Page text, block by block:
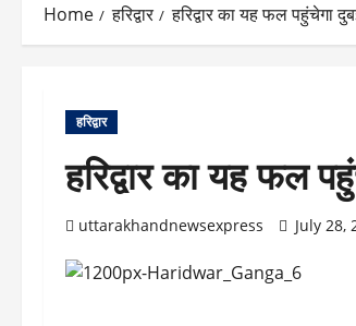
Home हरिद्वार हरिद्वार का यह फल पहुंचेगा
हरिद्वार
हरिद्वार का यह फल
uttarakhandnewsexpress July 28,